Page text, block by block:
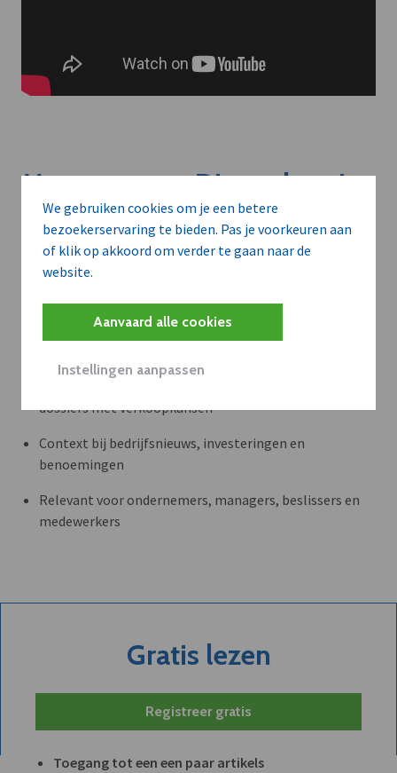
We gebruiken cookies om je een betere
bezoekerservaring te bieden. Pas je voorkeuren aan
of klik op akkoord om verder te gaan naar de
website.
Aanvaard alle cookies
Instellingen aanpassen
Meer context. Dieper begrip.
Artikels zoals deze brengen het nieuws.
Met een dVO-abonnement krijgt u dat nieuws in de juiste
WAAROM BEDRIJVEN DVO GEBRUIKEN
dossiers met verkoopkansen
Context bij bedrijfsnieuws, investeringen en
benoemingen
Relevant voor ondernemers, managers, beslissers en
medewerkers
Gratis lezen
Registreer gratis
Toegang tot een een paar artikels